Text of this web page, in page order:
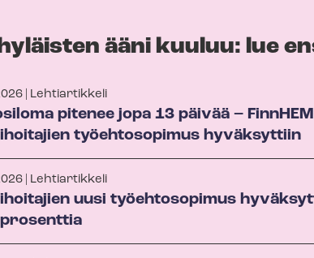
ääni kuuluu: lue
| Lehtiartikkeli
pitenee jopa 13 päivää –
työehtosopimus hyväksyttiin
| Lehtiartikkeli
uusi työehtosopimus